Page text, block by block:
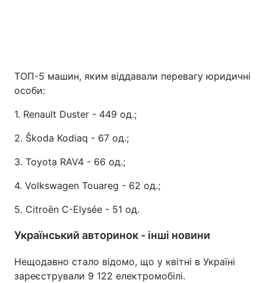
ТОП-5 машин, яким віддавали перевагу юридичні
особи:
1. Renault Duster - 449 од.;
2. Škoda Kodiaq - 67 од.;
3. Toyota RAV4 - 66 од.;
4. Volkswagen Touareg - 62 од.;
5. Citroën C-Elysée - 51 од.
Український авторинок - інші новини
Нещодавно стало відомо, що у квітні в Україні
зареєстрували 9 122 електромобілі.